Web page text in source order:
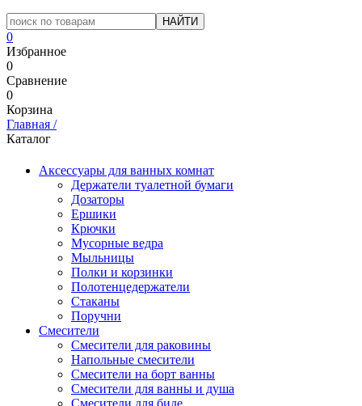
0
Избранное
0
Сравнение
0
Корзина
Главная /
Каталог
Аксессуары для ванных комнат
Держатели туалетной бумаги
Дозаторы
Ершики
Крючки
Мусорные ведра
Мыльницы
Полки и корзинки
Полотенцедержатели
Стаканы
Поручни
Смесители
Смесители для раковины
Напольные смесители
Смесители на борт ванны
Смесители для ванны и душа